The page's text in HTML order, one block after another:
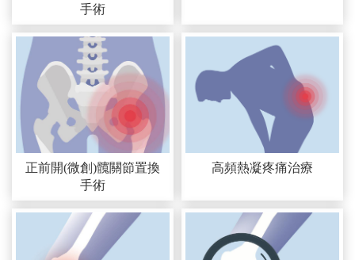
手術
正前開(微創)髖關節置換
手術
高頻熱凝疼痛治療